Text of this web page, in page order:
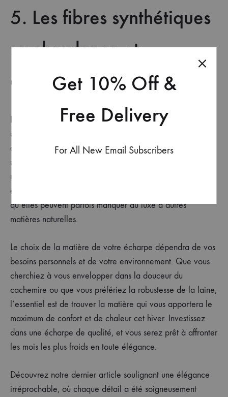
5. Les fibres synthétiques
: polyvalence et
abordabilité
Les fibres synthétiques comme le polyester sont souvent
utilisées pour les écharpes d’hiver en raison de leur
durabilité et de leur résistance à l’humidité. Elles offrent
une bonne chaleur, bien que souvent au détriment de la
respirabilité. Optez pour celles-ci si vous recherchez une
écharpe résistante et abordable, mais gardez à l’esprit
qu’elles peuvent parfois manquer du luxe d’autres
matières naturelles.
Le choix de la matière de votre écharpe dépendra de vos
besoins personnels et de votre environnement. Que vous
cherchiez à vous envelopper dans la douceur du
cachemire ou que vous préfériez la robustesse de la laine,
l’essentiel est de trouver la matière qui vous apportera le
maximum de confort et de chaleur cet hiver. Investissez
dans une écharpe de qualité, et vous serez prêt à affronter
les mois les plus froids en toute élégance.
Découvrez notre dernier article soulignant une élégance
irréprochable, où chaque détail a été soigneusement
Get 10% Off &
Free Delivery
For All New Email Subscribers